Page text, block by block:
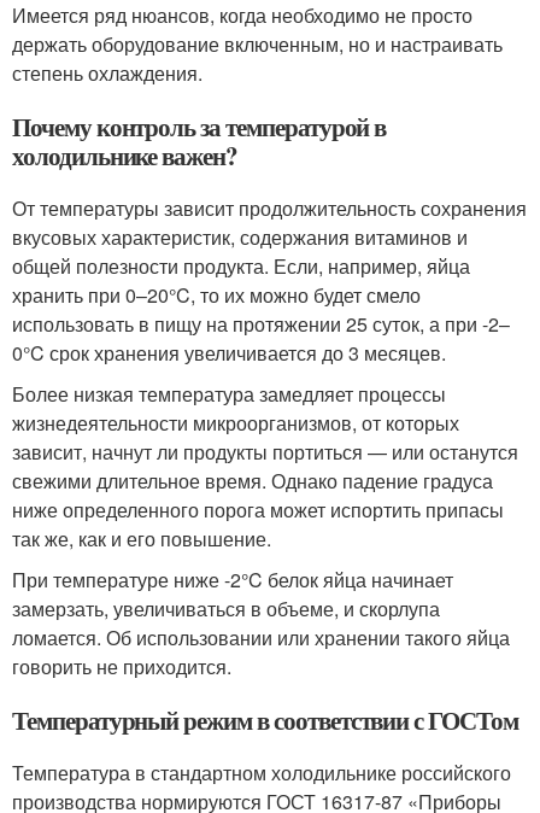
Имеется ряд нюансов, когда необходимо не просто
держать оборудование включенным, но и настраивать
степень охлаждения.
Почему контроль за температурой в
холодильнике важен?
От температуры зависит продолжительность сохранения
вкусовых характеристик, содержания витаминов и
общей полезности продукта. Если, например, яйца
хранить при 0–20°C, то их можно будет смело
использовать в пищу на протяжении 25 суток, а при -2–
0°C срок хранения увеличивается до 3 месяцев.
Более низкая температура замедляет процессы
жизнедеятельности микроорганизмов, от которых
зависит, начнут ли продукты портиться — или останутся
свежими длительное время. Однако падение градуса
ниже определенного порога может испортить припасы
так же, как и его повышение.
При температуре ниже -2°C белок яйца начинает
замерзать, увеличиваться в объеме, и скорлупа
ломается. Об использовании или хранении такого яйца
говорить не приходится.
Температурный режим в соответствии с ГОСТом
Температура в стандартном холодильнике российского
производства нормируются ГОСТ 16317-87 «Приборы